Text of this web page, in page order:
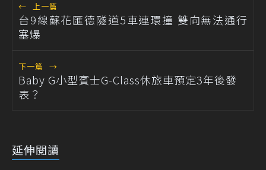
← 上一篇
台9線蘇花匯德隧道5車連環撞 雙向無法通行
塞爆
下一篇 →
Baby G小型賓士G-Class休旅車預定3年後發
表？
延伸閱讀